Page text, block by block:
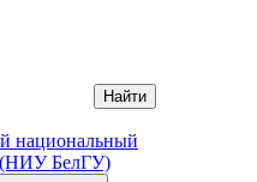
Найти